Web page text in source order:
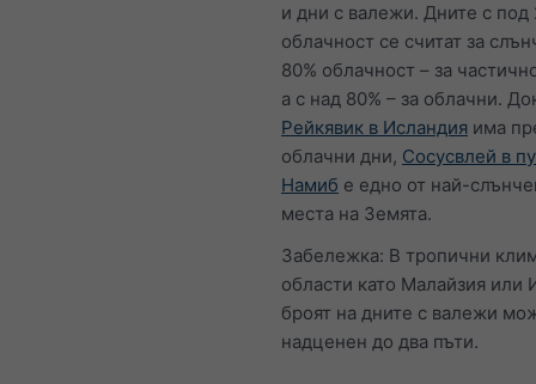
и дни с валежи. Дните с под
облачност се считат за
80% облачност – за
а с над 80% – за облачни.
Рейкявик в Исландия има
облачни дни, Сосусвлей в
Намиб е едно от най-
места на Земята.
Забележка: В тропични
области като Малайзия или
броят на дните с валежи
надценен до два пъти.